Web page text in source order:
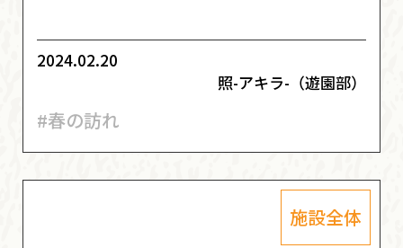
2024.02.20
照-アキラ-（遊園部）
#春の訪れ
施設全体